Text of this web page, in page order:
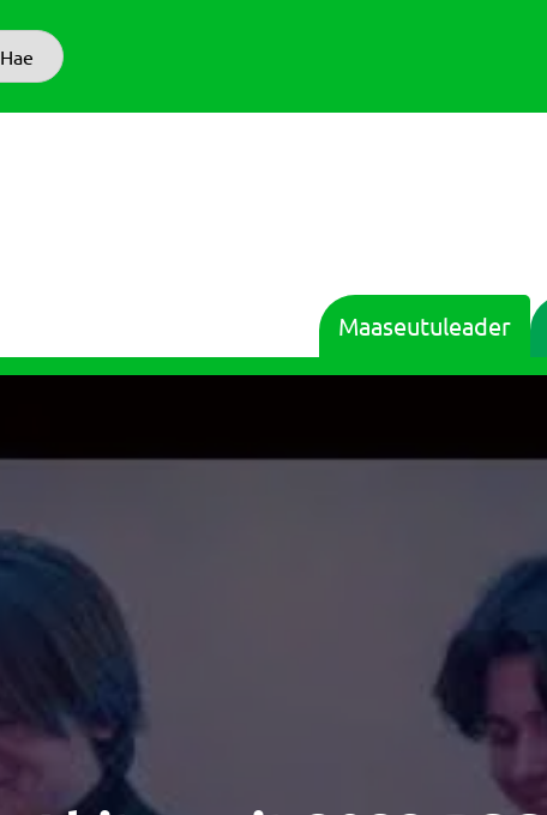
Hae
Maaseutuleader